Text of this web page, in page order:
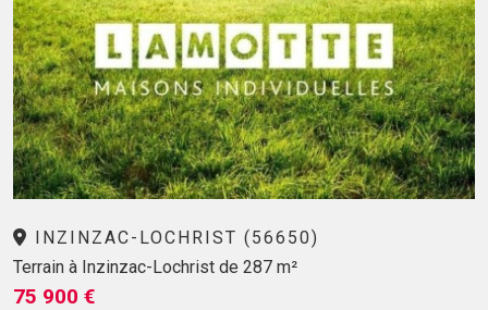
INZINZAC-LOCHRIST (56650)
Terrain à Inzinzac-Lochrist de 287 m²
75 900 €